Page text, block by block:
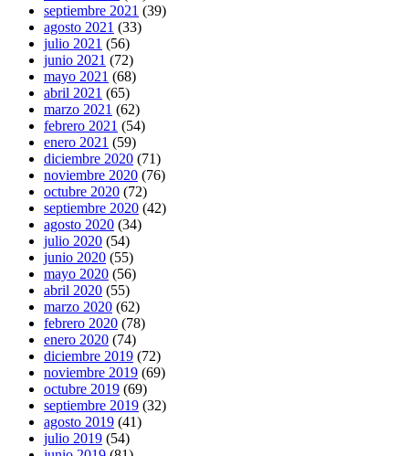
septiembre 2021 (39)
agosto 2021 (33)
julio 2021 (56)
junio 2021 (72)
mayo 2021 (68)
abril 2021 (65)
marzo 2021 (62)
febrero 2021 (54)
enero 2021 (59)
diciembre 2020 (71)
noviembre 2020 (76)
octubre 2020 (72)
septiembre 2020 (42)
agosto 2020 (34)
julio 2020 (54)
junio 2020 (55)
mayo 2020 (56)
abril 2020 (55)
marzo 2020 (62)
febrero 2020 (78)
enero 2020 (74)
diciembre 2019 (72)
noviembre 2019 (69)
octubre 2019 (69)
septiembre 2019 (32)
agosto 2019 (41)
julio 2019 (54)